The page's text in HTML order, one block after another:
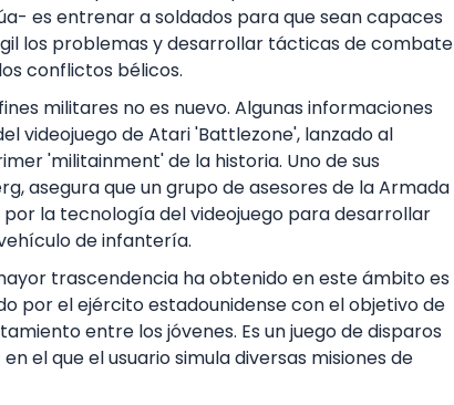
es entrenar a soldados para que sean capaces
los problemas y desarrollar tácticas de combate
conflictos bélicos.
militares no es nuevo. Algunas informaciones
videojuego de Atari 'Battlezone', lanzado al
'militainment' de la historia. Uno de sus
asegura que un grupo de asesores de la Armada
la tecnología del videojuego para desarrollar
de infantería.
trascendencia ha obtenido en este ámbito es
por el ejército estadounidense con el objetivo de
entre los jóvenes. Es un juego de disparos
el que el usuario simula diversas misiones de